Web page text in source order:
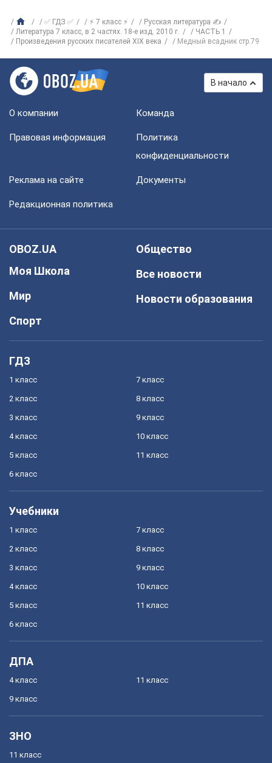
✅ ГДЗ ✅ ⚡ 7 класс ⚡
Русская литература ✍
Литература 7 класс, в 2 частях. 18-е изд. 2010 г.
ЧАСТЬ 1
Произведения русских писателей XIX века
Медный всадник стр.79
В начало
О компании Команда
Правовая информация
Политика
конфиденциальности
Реклама на сайте Документы
Редакционная политика
OBOZ.UA
Моя Школа
Мир
Спорт
Общество
Все новости
Новости образования
ГДЗ
1 класс
2 класс
3 класс
4 класс
5 класс
6 класс
7 класс
8 класс
9 класс
10 класс
11 класс
Учебники
1 класс
2 класс
3 класс
4 класс
5 класс
6 класс
7 класс
8 класс
9 класс
10 класс
11 класс
ДПА
4 класс
9 класс
11 класс
ЗНО
11 класс